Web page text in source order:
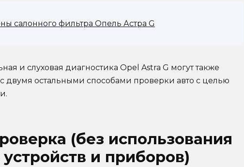
салонного фильтра Опель Астра G
и слуховая диагностика Opel Astra G могут также
двумя остальными способами проверки авто с целью
(без использования
и приборов)